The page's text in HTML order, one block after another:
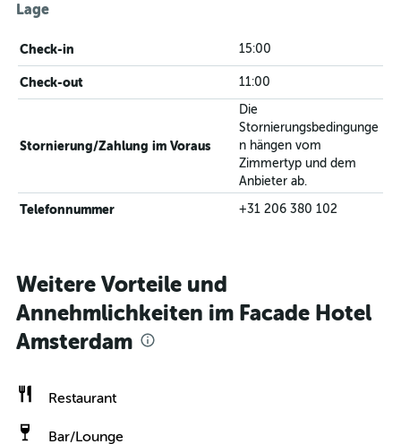
Lage
Check-in 15:00
Check-out 11:00
Stornierung/Zahlung im Voraus
Die
Stornierungsbedingunge
n hängen vom
Zimmertyp und dem
Anbieter ab.
Telefonnummer +31 206 380 102
Weitere Vorteile und
Annehmlichkeiten im Facade Hotel
Amsterdam
Restaurant
Bar/Lounge